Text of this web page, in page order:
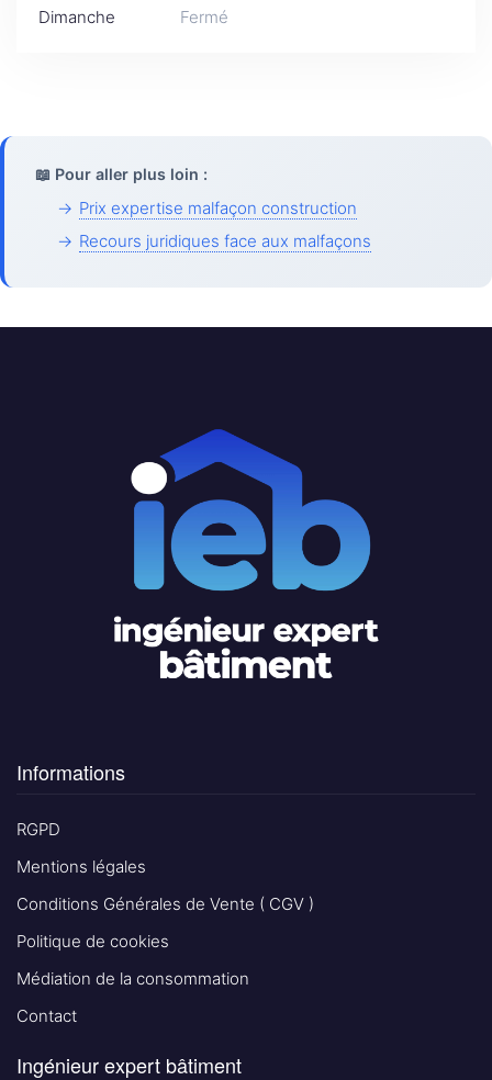
Dimanche
Fermé
📖 Pour aller plus loin :
→ Prix expertise malfaçon construction
→ Recours juridiques face aux malfaçons
Informations
RGPD
Mentions légales
Conditions Générales de Vente ( CGV )
Politique de cookies
Médiation de la consommation
Contact
Ingénieur expert bâtiment